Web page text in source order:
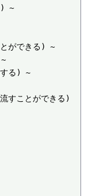
) ~
ができる) ~
する) ~
すことができる)